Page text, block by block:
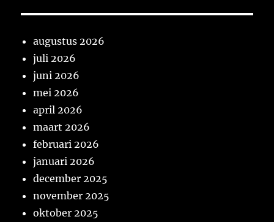
augustus 2026
juli 2026
juni 2026
mei 2026
april 2026
maart 2026
februari 2026
januari 2026
december 2025
november 2025
oktober 2025